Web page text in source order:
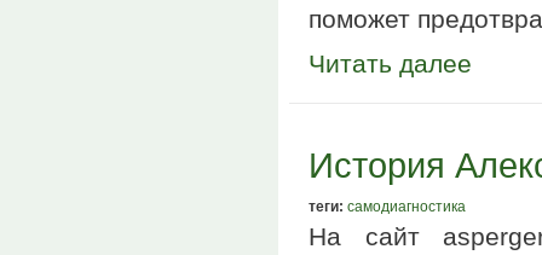
поможет
Читать далее
История
теги: самодиагностика
На сайт